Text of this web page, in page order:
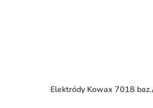
Elektródy Kowax 7018hodnotenie